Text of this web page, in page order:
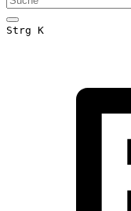
Strg K